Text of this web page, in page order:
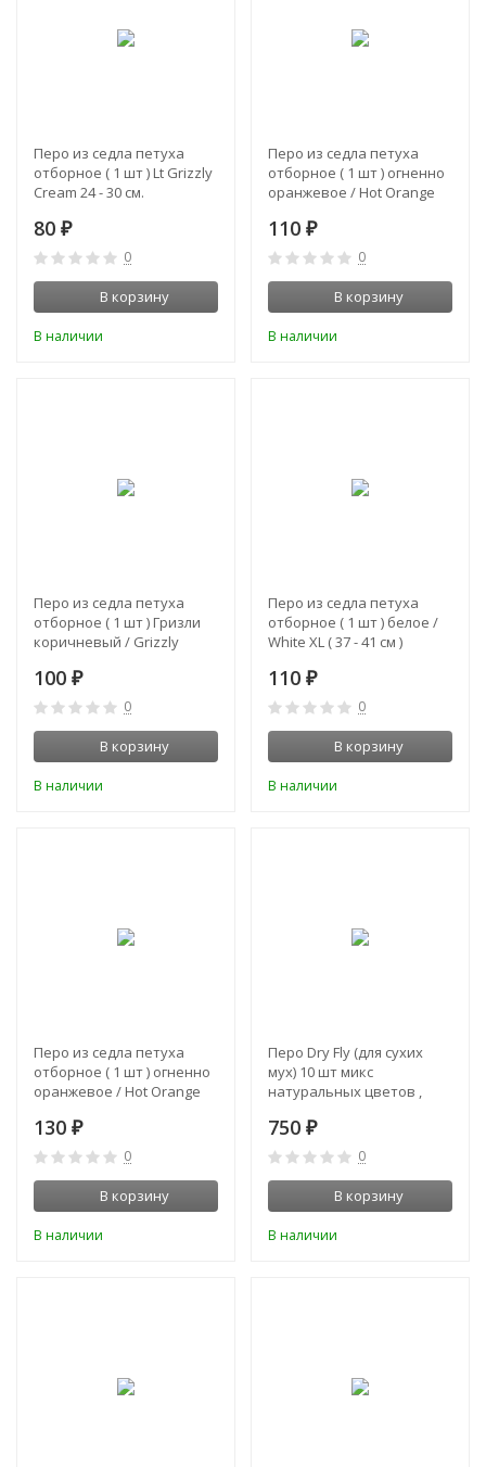
Перо из седла петуха
отборное ( 1 шт ) Lt Grizzly
Cream 24 - 30 cм.
80 ₽
0
В корзину
В наличии
Перо из седла петуха
отборное ( 1 шт ) огненно
оранжевое / Hot Orange
110 ₽
0
В корзину
В наличии
Перо из седла петуха
отборное ( 1 шт ) Гризли
коричневый / Grizzly
100 ₽
0
В корзину
В наличии
Перо из седла петуха
отборное ( 1 шт ) белое /
White XL ( 37 - 41 см )
110 ₽
0
В корзину
В наличии
Перо из седла петуха
отборное ( 1 шт ) огненно
оранжевое / Hot Orange
130 ₽
0
В корзину
В наличии
Перо Dry Fly (для сухих
мух) 10 шт микс
натуральных цветов ,
750 ₽
0
В корзину
В наличии